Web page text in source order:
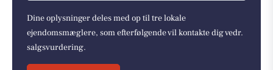
Dine oplysninger deles med op til tre lokale
ejendomsmæglere, som efterfølgende vil kontakte dig vedr.
salgsvurdering.